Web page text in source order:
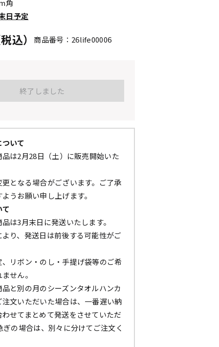
角
日予定
込） 商品番号：26life00006
終了しました
いて
は2月28日（土）に販売開始いた
となる場合がございます。ご了承
うお願い申し上げます。
は3月末日に発送いたします。
り、発送日は前後する可能性がご
リボン・のし・手提げ袋等のご希
せん。
と別の月のシーズンタオルハンカ
文いただいた場合は、一番遅い納
せてまとめて発送をさせていただ
ぎの場合は、別々に分けてご注文く